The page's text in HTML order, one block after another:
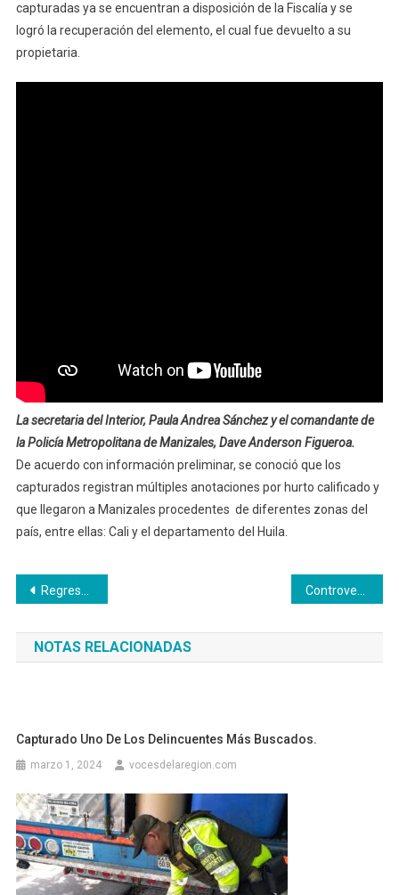
capturadas ya se encuentran a disposición de la Fiscalía y se
logró la recuperación del elemento, el cual fue devuelto a su
propietaria.
La secretaria del Interior, Paula Andrea Sánchez y el comandante de
la Policía Metropolitana de Manizales, Dave Anderson Figueroa.
De acuerdo con información preliminar, se conoció que los
capturados registran múltiples anotaciones por hurto calificado y
que llegaron a Manizales procedentes de diferentes zonas del
país, entre ellas: Cali y el departamento del Huila.
Navegación
de
entradas
Regresa el programa Mercado Campesino
NOTAS RELACIONADAS
Capturado Uno De Los Delincuentes Más Buscados.
marzo 1, 2024 vocesdelaregion.com